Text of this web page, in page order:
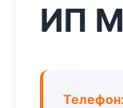
ИП
Телефон: